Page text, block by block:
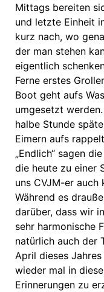
Mittags bereiten
und letzte Einheit
kurz nach, wo
der man stehen
eigentlich
Ferne erstes
Boot geht aufs
umgesetzt
halbe Stunde
Eimern aufs
„Endlich“ sagen
die heute zu einer
uns CVJM-er auch
Während es
darüber, dass wir
sehr harmonische
natürlich auch der
April dieses
wieder mal in
Erinnerungen zu